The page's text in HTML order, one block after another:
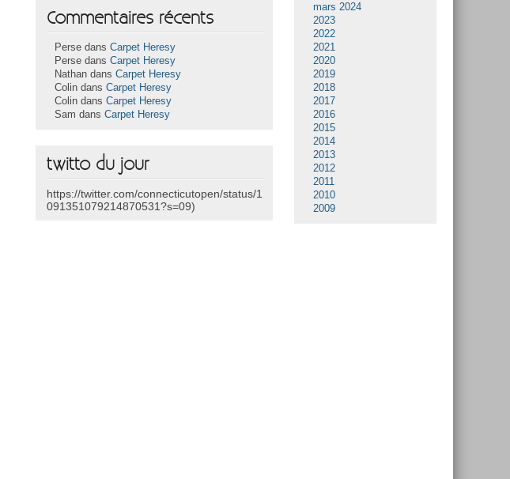
Commentaires récents
Perse dansCarpet Heresy
Perse dansCarpet Heresy
Nathan dansCarpet Heresy
Colin dansCarpet Heresy
Colin dansCarpet Heresy
Sam dansCarpet Heresy
twitto du jour
https://twitter.com/connecticutopen/status/1
091351079214870531?s=09)
mars 2024
2023
2022
2021
2020
2019
2018
2017
2016
2015
2014
2013
2012
2011
2010
2009